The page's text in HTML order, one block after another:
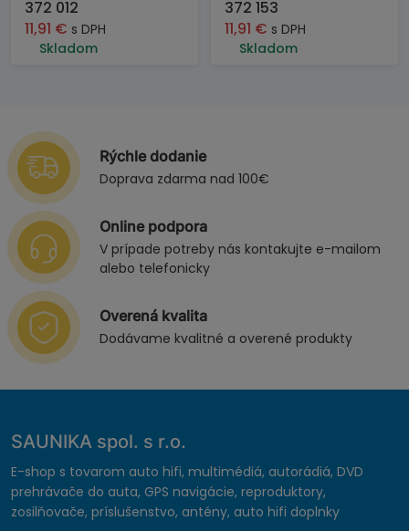
372 012
11,91 € s DPH
Skladom
372 153
11,91 € s DPH
Skladom
Rýchle dodanie
Doprava zdarma nad 100€
Online podpora
V prípade potreby nás kontakujte e-mailom
alebo telefonicky
Overená kvalita
Dodávame kvalitné a overené produkty
SAUNIKA spol. s r.o.
E-shop s tovarom auto hifi, multimédiá, autorádiá, DVD
prehrávače do auta, GPS navigácie, reproduktory,
zosilňovače, príslušenstvo, antény, auto hifi doplnky